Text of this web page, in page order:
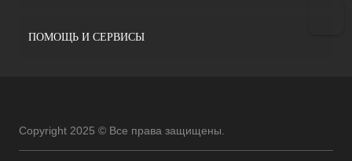
ПОМОЩЬ И СЕРВИСЫ
Copyright 2025 © Все права защищены.